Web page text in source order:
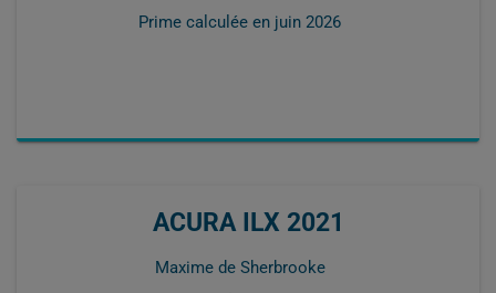
Prime calculée en juin 2026
ACURA ILX 2021
Maxime de Sherbrooke